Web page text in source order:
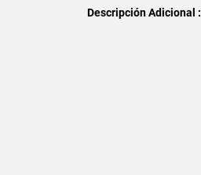
Descripción Adicional :